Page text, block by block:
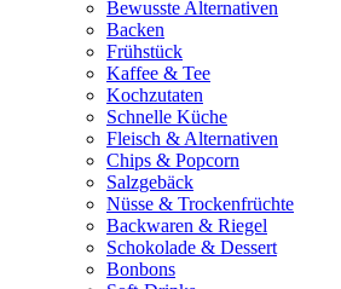
Bewusste Alternativen
Backen
Frühstück
Kaffee & Tee
Kochzutaten
Schnelle Küche
Fleisch & Alternativen
Chips & Popcorn
Salzgebäck
Nüsse & Trockenfrüchte
Backwaren & Riegel
Schokolade & Dessert
Bonbons